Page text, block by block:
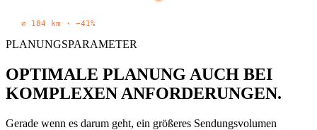
∅ 184 km · −41%
PLANUNGSPARAMETER
OPTIMALE PLANUNG AUCH BEI
KOMPLEXEN ANFORDERUNGEN.
Gerade wenn es darum geht, ein größeres Sendungsvolumen